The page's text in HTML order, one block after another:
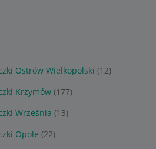
Ostrów Wielkopolski (12)
Krzymów (177)
Września (13)
Opole (22)